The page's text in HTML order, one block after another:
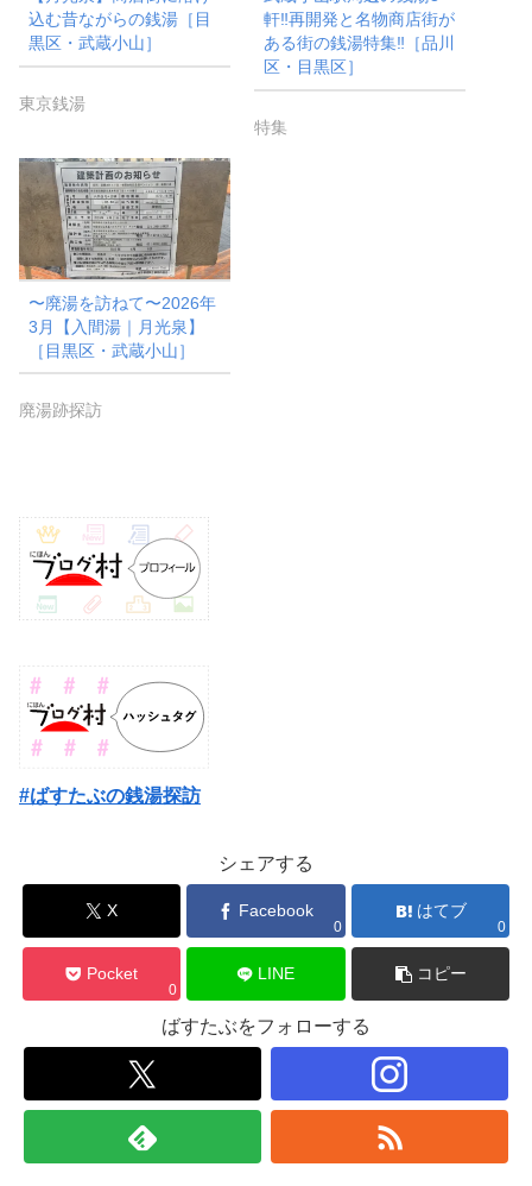
込む昔ながらの銭湯［目
黒区・武蔵小山］
東京銭湯
軒‼︎再開発と名物商店街が
ある街の銭湯特集‼️［品川
区・目黒区］
特集
〜廃湯を訪ねて〜2026年
3月【入間湯｜月光泉】
［目黒区・武蔵小山］
廃湯跡探訪
#ばすたぶの銭湯探訪
シェアする
X Facebook
0
はてブ
0
Pocket
0
LINE コピー
ばすたぶをフォローする